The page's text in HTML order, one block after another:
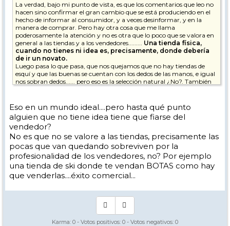
La verdad, bajo mi punto de vista, es que los comentarios que leo no
hacen sino confirmar el gran cambio que se está produciendo en el
hecho de informar al consumidor, y a veces desinformar, y en la
manera de comprar. Pero hay otra cosa que me llama
poderosamente la atención y no es otra que lo poco que se valora en
general a las tiendas y a los vendedores......... Una tienda física,
cuando no tienes ni idea es, precisamente, donde debería
de ir un novato.
Luego pasa lo que pasa, que nos quejamos que no hay tiendas de
esquí y que las buenas se cuentan con los dedos de las manos, e igual
nos sobran dedos...... pero eso es la selección natural ¿No?. También
Eso en un mundo ideal....pero hasta qué punto
alguien que no tiene idea tiene que fiarse del
vendedor?
No es que no se valore a las tiendas, precisamente las
pocas que van quedando sobreviven por la
profesionalidad de los vendedores, no? Por ejemplo
una tienda de ski donde te vendan BOTAS como hay
que venderlas....éxito comercial...
Karma: 0 - Votos positivos: 0 - Votos negativos: 0